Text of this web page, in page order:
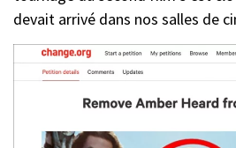
devait arrivé dans nos salles de